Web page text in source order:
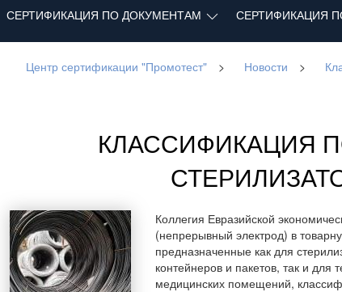
СЕРТИФИКАЦИЯ ПО ДОКУМЕНТАМ СЕРТИФИКАЦИЯ
Центр сертификации "Промотест" > Новости >
КЛАССИФИКАЦИЯ
Коллегия Евразийской
(непрерывный электрод) в
предназначенные как для
контейнеров и пакетов, так и
медицинских помещений,